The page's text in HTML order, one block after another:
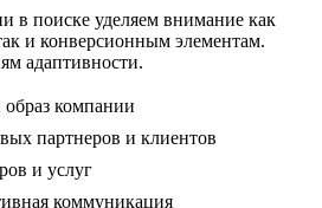
в поиске уделяем внимание как
и конверсионным элементам.
адаптивности.
компании
партнеров и клиентов
и услуг
коммуникация